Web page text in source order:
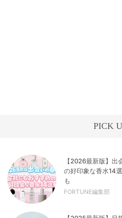
PICK
【2026最新版】出
の好印象な香水14
も
FORTUNE編集部